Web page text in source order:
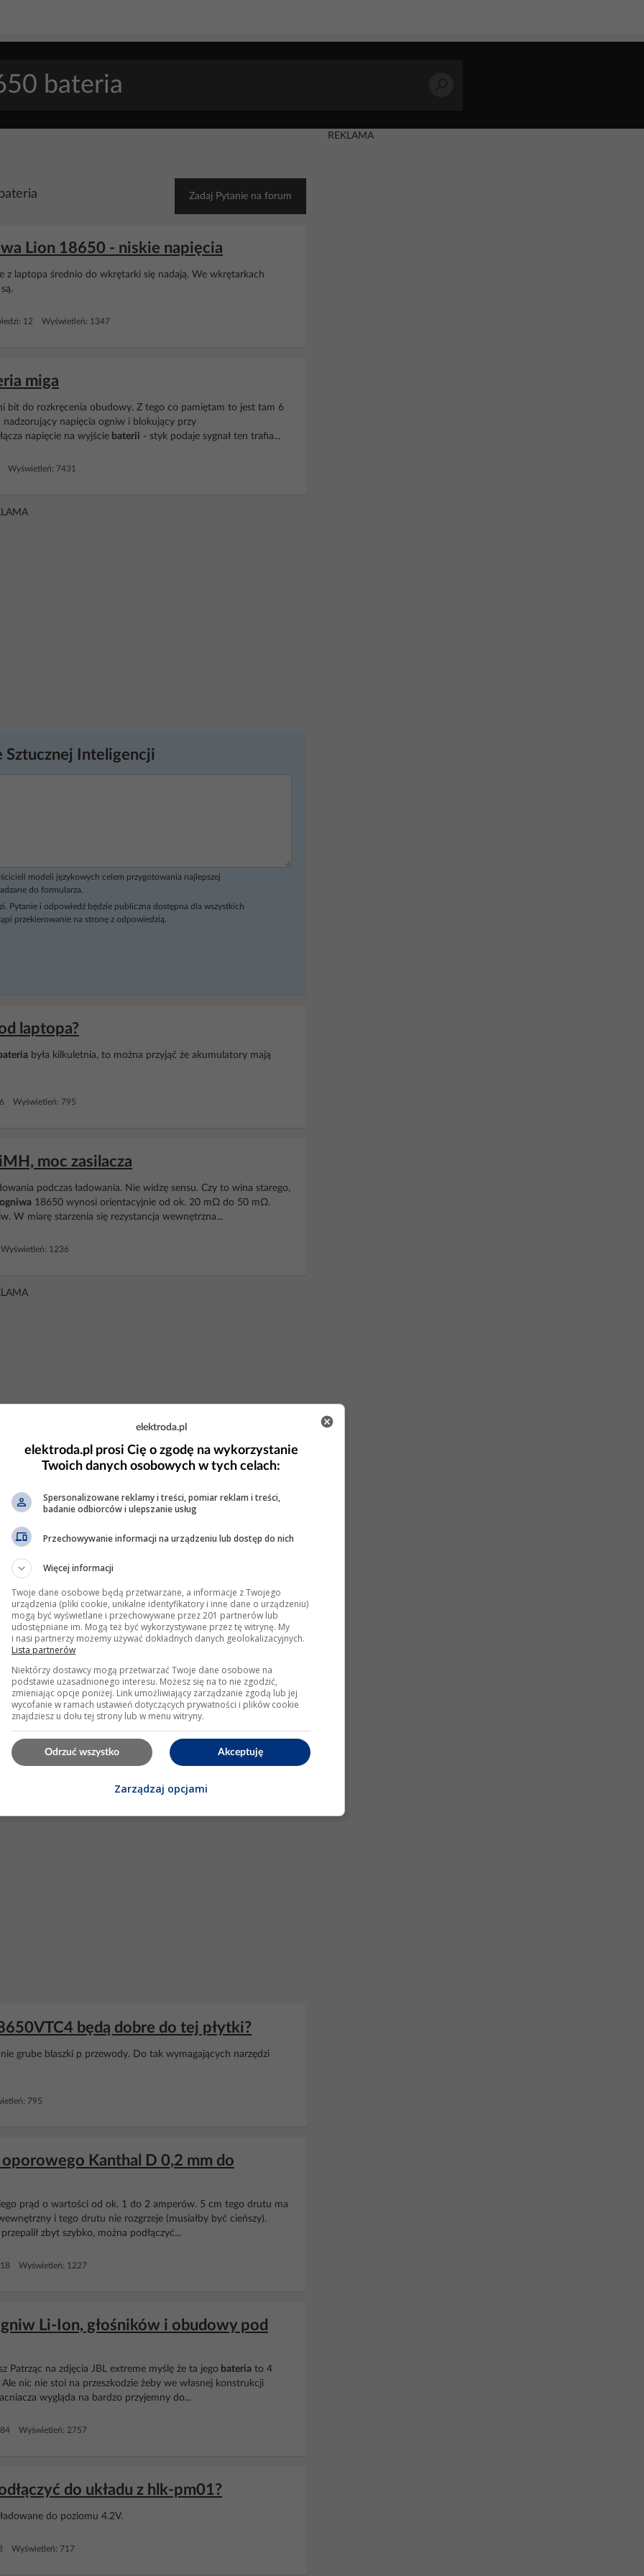
Zadaj Pytanie na forum
Lion 18650 - niskie napięcia
z laptopa średnio do wkrętarki się nadają. We wkrętarkach
12 Wyświetleń: 1347
miga
bit do rozkręcenia obudowy. Z tego co pamiętam to jest tam 6
napięcia ogniw i blokujący przy
napięcie na wyjście baterii - styk podaje sygnał ten trafia...
Wyświetleń: 7431
Sztucznej Inteligencji
modeli językowych celem przygotowania najlepszej
do formularza.
Pytanie i odpowiedź będzie publiczna dostępna dla wszystkich
przekierowanie na stronę z odpowiedzią.
laptopa?
była kilkuletnia, to można przyjąć że akumulatory mają
Wyświetleń: 795
moc zasilacza
podczas ładowania. Nie widzę sensu. Czy to wina starego,
ogniwa 18650 wynosi orientacyjnie od ok. 20 mΩ do 50 mΩ.
W miarę starzenia się rezystancja wewnętrzna...
1236
niwelatora 0,5A?
( jaka bateria typ ).
11 Wyświetleń: 4389
ściemniacz?
a nie będzie kombinacji z przeróbką. Dwa akumulatory
szeregowo - 2 V - 3 V. Jak widać nie pasuje zakres
przestają świecić. Jaki jest prąd pboieran...
258
będą dobre do tej płytki?
grube blaszki p przewody. Do tak wymagających narzędzi
795
Kanthal D 0,2 mm do
prąd o wartości od ok. 1 do 2 amperów. 5 cm tego drutu ma
i tego drutu nie rozgrzeje (musiałby być cieńszy).
zbyt szybko, można podłączyć...
Wyświetleń: 1227
Li-Ion, głośników i obudowy pod
Patrząc na zdjęcia JBL extreme myślę że ta jego bateria to 4
nic nie stoi na przeszkodzie żeby we własnej konstrukcji
wygląda na bardzo przyjemny do...
Wyświetleń: 2757
do układu z hlk-pm01?
do poziomu 4.2V.
Wyświetleń: 717
REKLAMA
elektroda.pl
elektroda.pl prosi Cię o zgodę na wykorzystanie
Twoich danych osobowych w tych celach:
Spersonalizowane reklamy i treści, pomiar reklam i treści,
badanie odbiorców i ulepszanie usług
Przechowywanie informacji na urządzeniu lub dostęp do nich
Więcej informacji
Twoje dane osobowe będą przetwarzane, a informacje z Twojego
urządzenia (pliki cookie, unikalne identyfikatory i inne dane o urządzeniu)
mogą być wyświetlane i przechowywane przez 201 partnerów lub
udostępniane im. Mogą też być wykorzystywane przez tę witrynę. My
i nasi partnerzy możemy używać dokładnych danych geolokalizacyjnych.
Lista partnerów
Niektórzy dostawcy mogą przetwarzać Twoje dane osobowe na
podstawie uzasadnionego interesu. Możesz się na to nie zgodzić,
zmieniając opcje poniżej. Link umożliwiający zarządzanie zgodą lub jej
wycofanie w ramach ustawień dotyczących prywatności i plików cookie
znajdziesz u dołu tej strony lub w menu witryny.
Akceptuję
Odrzuć wszystko
Zarządzaj opcjami